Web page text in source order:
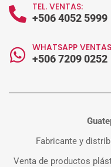
TEL. VENTAS:
+506 4052 5999
WHATSAPP
+506 7209 0252
Fabricante y
Venta de productos